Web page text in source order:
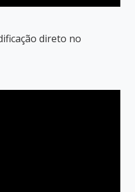
direto no